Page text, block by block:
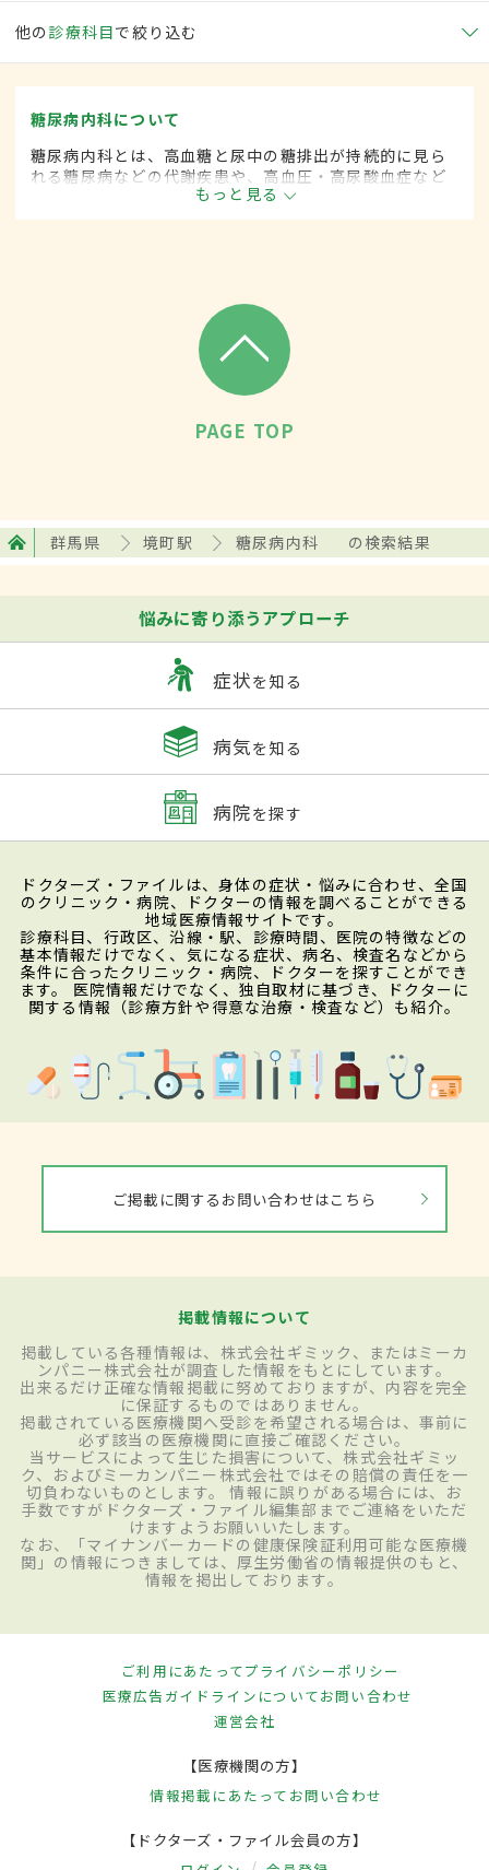
他の 診療科目で絞り込む
糖尿病内科について
糖尿病内科とは、高血糖と尿中の糖排出が持続的に見ら
れる糖尿病などの代謝疾患や、高血圧・高尿酸血症など
生活習慣病を専門的に取り扱う内科の一領域です。
もっと見る
PAGE TOP
群馬県 境町駅 糖尿病内科 の検索結果
悩みに寄り添うアプローチ
症状を知る
病気を知る
病院を探す
ドクターズ・ファイルは、身体の症状・悩みに合わせ、全国
のクリニック・病院、ドクターの情報を調べることができる
地域医療情報サイトです。
診療科目、行政区、沿線・駅、診療時間、医院の特徴などの
基本情報だけでなく、気になる症状、病名、検査名などから
条件に合ったクリニック・病院、ドクターを探すことができ
ます。 医院情報だけでなく、独自取材に基づき、ドクターに
関する情報（診療方針や得意な治療・検査など）も紹介。
ご掲載に関するお問い合わせはこちら
掲載情報について
掲載している各種情報は、株式会社ギミック、またはミーカ
ンパニー株式会社が調査した情報をもとにしています。
出来るだけ正確な情報掲載に努めておりますが、内容を完全
に保証するものではありません。
掲載されている医療機関へ受診を希望される場合は、事前に
必ず該当の医療機関に直接ご確認ください。
当サービスによって生じた損害について、株式会社ギミッ
ク、およびミーカンパニー株式会社ではその賠償の責任を一
切負わないものとします。 情報に誤りがある場合には、お
手数ですがドクターズ・ファイル編集部までご連絡をいただ
けますようお願いいたします。
なお、「マイナンバーカードの健康保険証利用可能な医療機
関」の情報につきましては、厚生労働省の情報提供のもと、
情報を掲出しております。
ご利用にあたってプライバシーポリシー
医療広告ガイドラインについてお問い合わせ
運営会社
【医療機関の方】
情報掲載にあたって お問い合わせ
【ドクターズ・ファイル会員の方】